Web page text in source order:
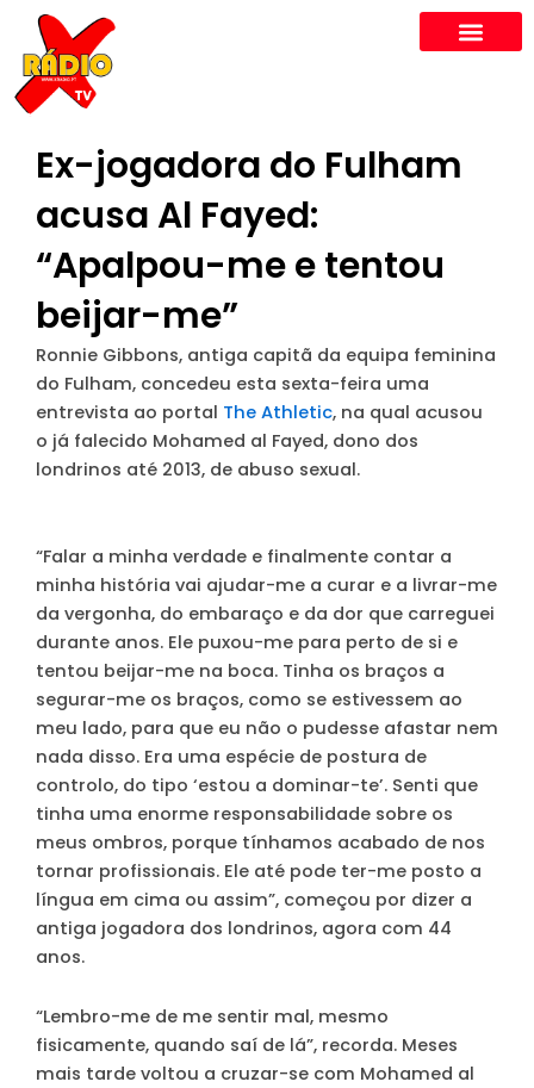
content
Ex-jogadora do Fulham
acusa Al Fayed:
“Apalpou-me e tentou
beijar-me”
Ronnie Gibbons, antiga capitã da equipa feminina
do Fulham, concedeu esta sexta-feira uma
entrevista ao portal The Athletic, na qual acusou
o já falecido Mohamed al Fayed, dono dos
londrinos até 2013, de abuso sexual.
“Falar a minha verdade e finalmente contar a
minha história vai ajudar-me a curar e a livrar-me
da vergonha, do embaraço e da dor que carreguei
durante anos. Ele puxou-me para perto de si e
tentou beijar-me na boca. Tinha os braços a
segurar-me os braços, como se estivessem ao
meu lado, para que eu não o pudesse afastar nem
nada disso. Era uma espécie de postura de
controlo, do tipo ‘estou a dominar-te’. Senti que
tinha uma enorme responsabilidade sobre os
meus ombros, porque tínhamos acabado de nos
tornar profissionais. Ele até pode ter-me posto a
língua em cima ou assim”, começou por dizer a
antiga jogadora dos londrinos, agora com 44
anos.
“Lembro-me de me sentir mal, mesmo
fisicamente, quando saí de lá”, recorda. Meses
mais tarde voltou a cruzar-se com Mohamed al